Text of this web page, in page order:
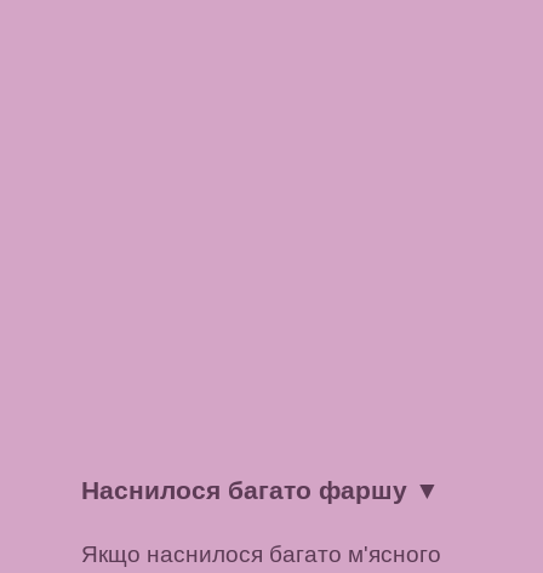
Наснилося багато фаршу ▼
Якщо наснилося багато м'ясного